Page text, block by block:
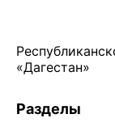
«Дагестан»
Разделы